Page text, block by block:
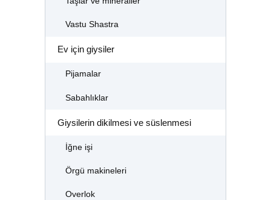
Vastu Shastra
Ev için giysiler
Pijamalar
Sabahlıklar
Giysilerin dikilmesi ve süslenmesi
İğne işi
Örgü makineleri
Overlok